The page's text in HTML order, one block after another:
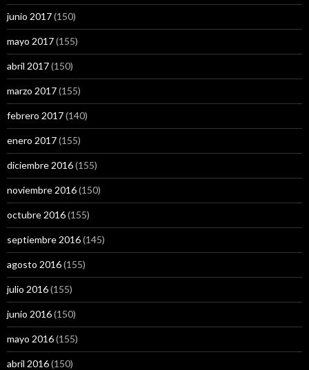
junio 2017(150)
mayo 2017(155)
abril 2017(150)
marzo 2017(155)
febrero 2017(140)
enero 2017(155)
diciembre 2016(155)
noviembre 2016(150)
octubre 2016(155)
septiembre 2016(145)
agosto 2016(155)
julio 2016(155)
junio 2016(150)
mayo 2016(155)
abril 2016(150)